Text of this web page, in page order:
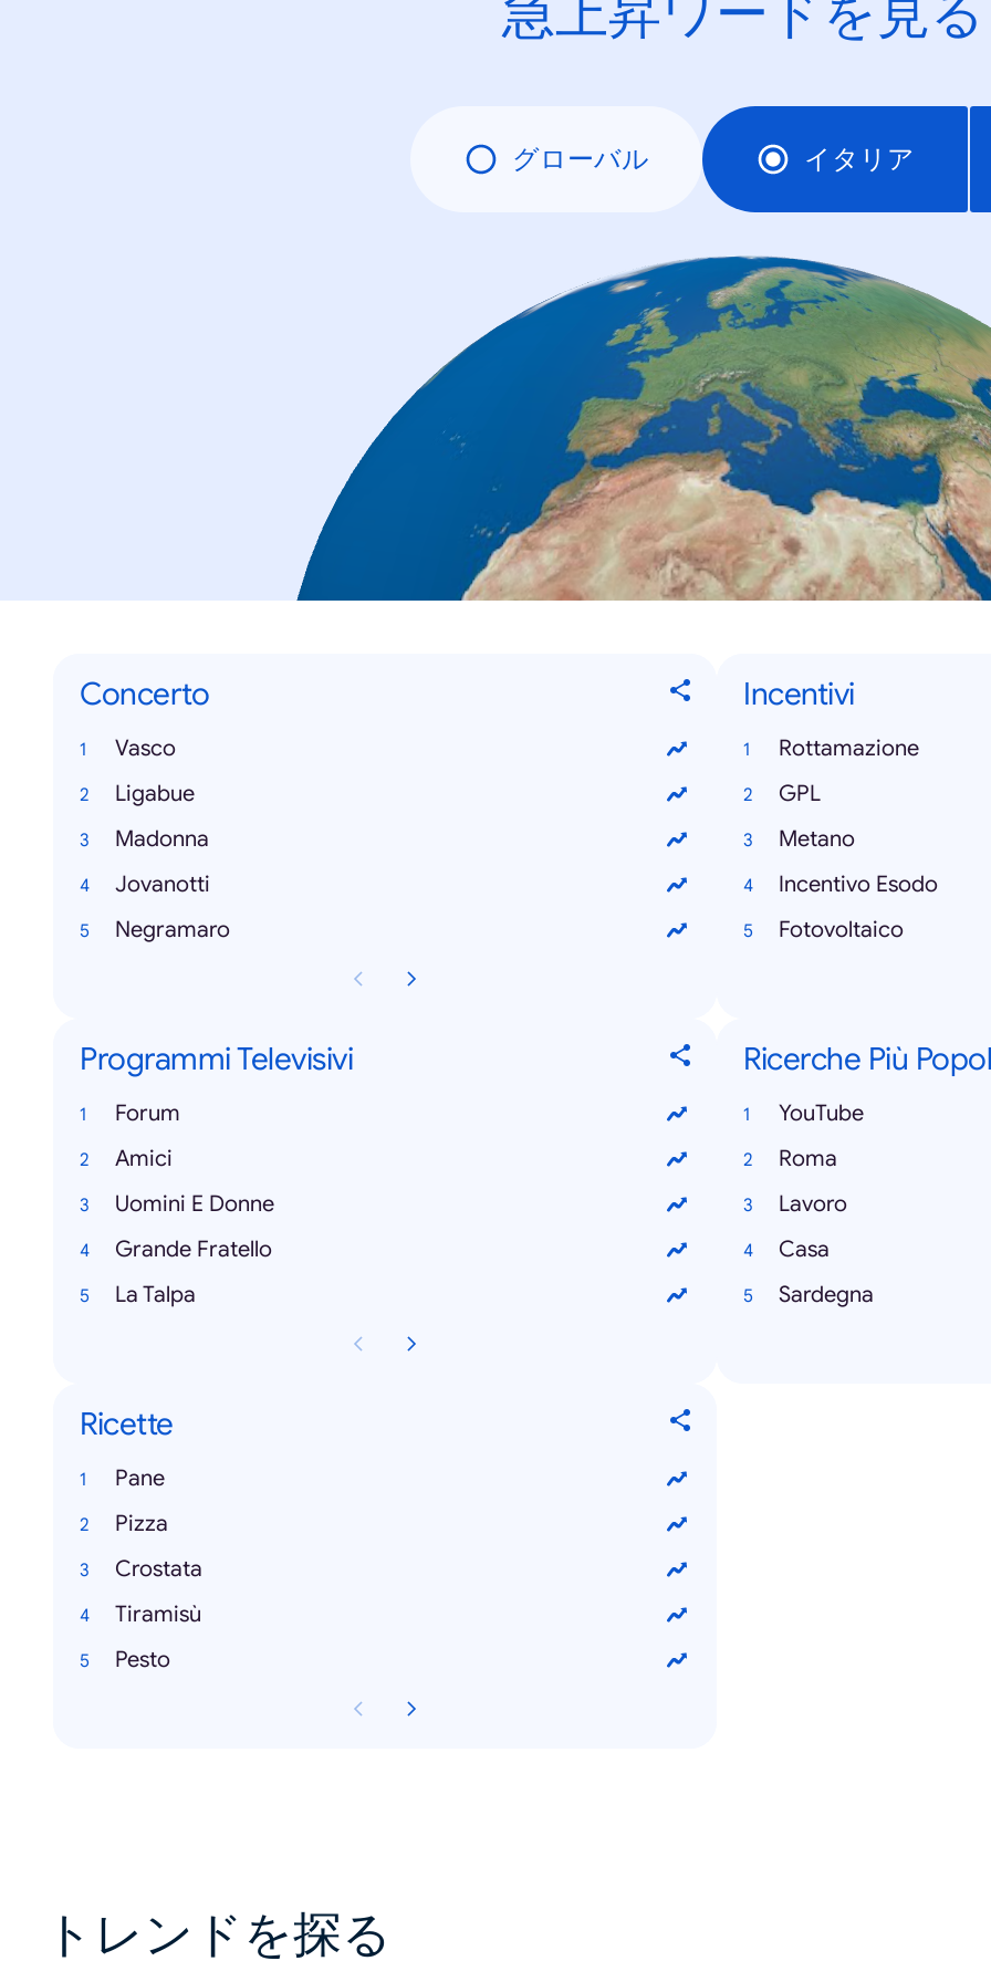
急上昇ワードを見る
グローバル イタリア
Concerto
Vasco
Ligabue
Madonna
Jovanotti
Negramaro
Incentivi
Rottamazione
GPL
Metano
Incentivo Esodo
Fotovoltaico
Programmi Televisivi
Forum
Amici
Uomini E Donne
Grande Fratello
La Talpa
Ricerche Più
YouTube
Roma
Lavoro
Casa
Sardegna
Ricette
Pane
Pizza
Crostata
Tiramisù
Pesto
トレンドを探る